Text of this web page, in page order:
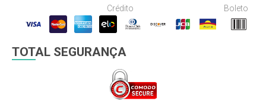
Crédito Boleto
TOTAL SEGURANÇA